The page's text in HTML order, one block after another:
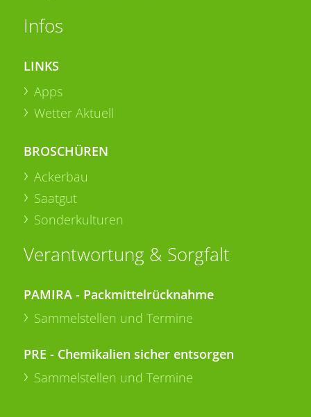
Infos
LINKS
Apps
Wetter Aktuell
BROSCHÜREN
Ackerbau
Saatgut
Sonderkulturen
Verantwortung & Sorgfalt
PAMIRA - Packmittelrücknahme
Sammelstellen und Termine
PRE - Chemikalien sicher entsorgen
Sammelstellen und Termine